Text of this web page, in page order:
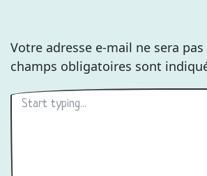
Votre adresse e-mail ne sera
champs obligatoires sont